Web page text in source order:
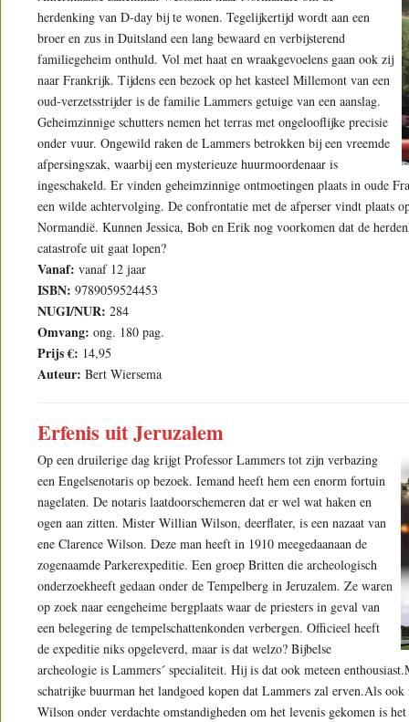
herdenking van D-day bij te wonen. Tegelijkertijd wordt aan een
broer en zus in Duitsland een lang bewaard en verbijsterend
familiegeheim onthuld. Vol met haat en wraakgevoelens gaan ook zij
naar Frankrijk. Tijdens een bezoek op het kasteel Millemont van een
oud-verzetsstrijder is de familie Lammers getuige van een aanslag.
Geheimzinnige schutters nemen het terras met ongelooflijke precisie
onder vuur. Ongewild raken de Lammers betrokken bij een vreemde
afpersingszak, waarbij een mysterieuze huurmoordenaar is
ingeschakeld. Er vinden geheimzinnige ontmoetingen plaats in oude
een wilde achtervolging. De confrontatie met de afperser vindt plaats
Normandië. Kunnen Jessica, Bob en Erik nog voorkomen dat de
catastrofe uit gaat lopen?
Vanaf: vanaf 12 jaar
ISBN: 9789059524453
NUGI/NUR: 284
Omvang: ong. 180 pag.
Prijs €: 14,95
Auteur: Bert Wiersema
Erfenis uit Jeruzalem
Op een druilerige dag krijgt Professor Lammers tot zijn verbazing
een Engelsenotaris op bezoek. Iemand heeft hem een enorm fortuin
nagelaten. De notaris laatdoorschemeren dat er wel wat haken en
ogen aan zitten. Mister Willian Wilson, deerflater, is een nazaat van
ene Clarence Wilson. Deze man heeft in 1910 meegedaanaan de
zogenaamde Parkerexpeditie. Een groep Britten die archeologisch
onderzoekheeft gedaan onder de Tempelberg in Jeruzalem. Ze waren
op zoek naar eengeheime bergplaats waar de priesters in geval van
een belegering de tempelschattenkonden verbergen. Officieel heeft
de expeditie niks opgeleverd, maar is dat welzo? Bijbelse
archeologie is Lammers´ specialiteit. Hij is dat ook meteen
schatrijke buurman het landgoed kopen dat Lammers zal erven.Als
Wilson onder verdachte omstandigheden om het levenis gekomen is